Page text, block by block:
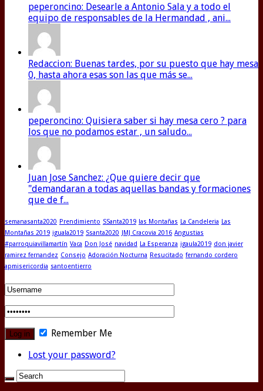
peperoncino: Desearle a Antonio Sala y a todo el
equipo de responsables de la Hermandad , ani...
Redaccion: Buenas tardes, por su puesto que hay mesa
0, hasta ahora esas son las que más se...
peperoncino: Quisiera saber si hay mesa cero ? para
los que no podamos estar , un saludo...
Juan Jose Sanchez: ¿Que quiere decir que
"demandaran a todas aquellas bandas y formaciones
que de f...
semanasanta2020 Prendimiento SSanta2019 las Montañas La Candeleria Las
Montañas 2019 iguala2019 Ssanta2020 JMJ Cracovia 2016 Angustias
#parroquiavillamartín Vaca Don José navidad La Esperanza igaula2019 don javier
ramirez fernandez Consejo Adoración Nocturna Resucitado fernando cordero
apmisericordia santoentierro
Remember Me
Lost your password?